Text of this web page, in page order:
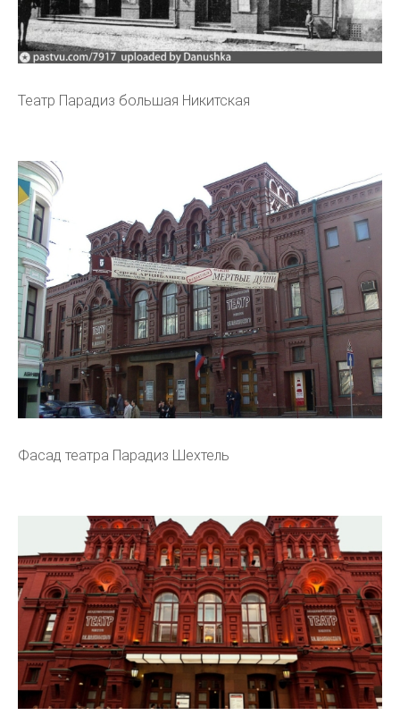
Театр Парадиз большая Никитская
Фасад театра Парадиз Шехтель